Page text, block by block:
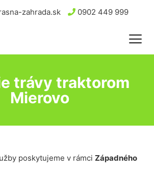
zahrada.sk 0902 449 999
trávy traktorom
Mierovo
poskytujeme v rámci Západného